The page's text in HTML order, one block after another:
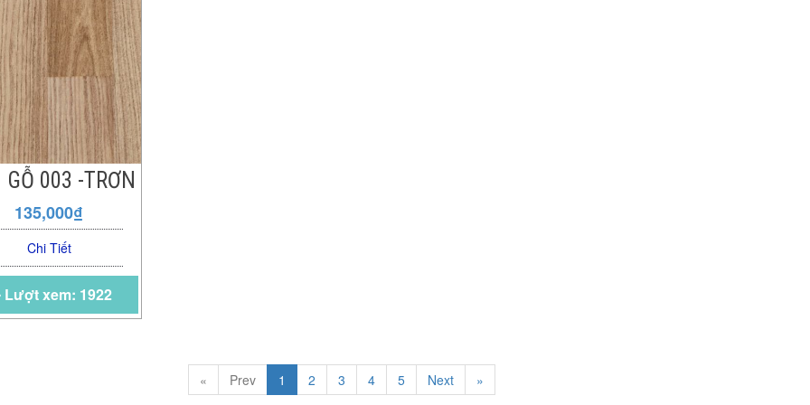
003 -TRƠN
135,000₫
Chi Tiết
Lượt xem: 1922
« Prev 1 2 3 4 5 Next »